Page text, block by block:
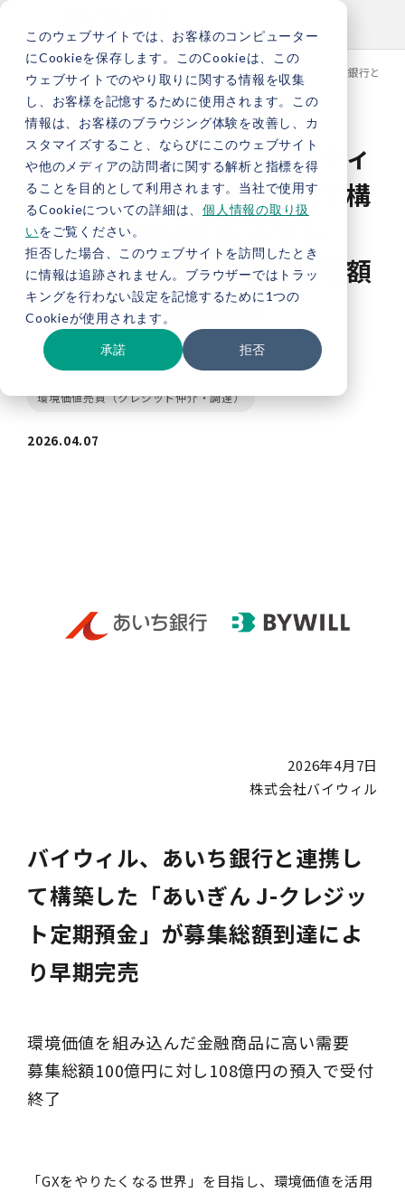
このウェブサイトでは、お客様のコンピューター
にCookieを保存します。このCookieは、この
ウェブサイトでのやり取りに関する情報を収集
し、お客様を記憶するために使用されます。この
情報は、お客様のブラウジング体験を改善し、カ
スタマイズすること、ならびにこのウェブサイト
や他のメディアの訪問者に関する解析と指標を得
ることを目的として利用されます。当社で使用す
るCookieについての詳細は、 個人情報の取り扱
いをご覧ください。
拒否した場合、このウェブサイトを訪問したとき
に情報は追跡されません。ブラウザーではトラッ
キングを行わない設定を記憶するために1つの
Cookieが使用されます。
承諾 拒否
TOP 新着情報 【プレスリリース】バイウィル、あいち銀行と
【プレスリリース】バイウィ
ル、あいち銀行と連携して構
築した「あいぎん J-クレ
ジット定期預金」が募集総額
到達により早期完売
お知らせ
プレスリリース
環境価値売買（クレジット仲介・調達）
2026.04.07
2026年4月7日
株式会社バイウィル
バイウィル、あいち銀行と連携し
て構築した「あいぎん J-クレジッ
ト定期預金」が募集総額到達によ
り早期完売
環境価値を組み込んだ金融商品に高い需要
募集総額100億円に対し108億円の預入で受付
終了
「GXをやりたくなる世界」を目指し、環境価値を活用